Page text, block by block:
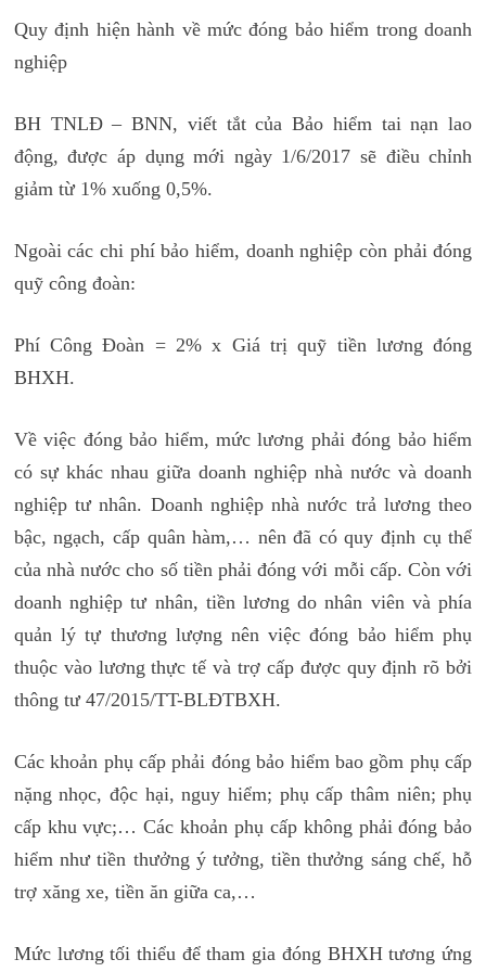
Quy định hiện hành về mức đóng bảo hiểm trong doanh
nghiệp
BH TNLĐ – BNN, viết tắt của Bảo hiểm tai nạn lao
động, được áp dụng mới ngày 1/6/2017 sẽ điều chỉnh
giảm từ 1% xuống 0,5%.
Ngoài các chi phí bảo hiểm, doanh nghiệp còn phải đóng
quỹ công đoàn:
Phí Công Đoàn = 2% x Giá trị quỹ tiền lương đóng
BHXH.
Về việc đóng bảo hiểm, mức lương phải đóng bảo hiểm
có sự khác nhau giữa doanh nghiệp nhà nước và doanh
nghiệp tư nhân. Doanh nghiệp nhà nước trả lương theo
bậc, ngạch, cấp quân hàm,… nên đã có quy định cụ thể
của nhà nước cho số tiền phải đóng với mỗi cấp. Còn với
doanh nghiệp tư nhân, tiền lương do nhân viên và phía
quản lý tự thương lượng nên việc đóng bảo hiểm phụ
thuộc vào lương thực tế và trợ cấp được quy định rõ bởi
thông tư 47/2015/TT-BLĐTBXH.
Các khoản phụ cấp phải đóng bảo hiểm bao gồm phụ cấp
nặng nhọc, độc hại, nguy hiểm; phụ cấp thâm niên; phụ
cấp khu vực;… Các khoản phụ cấp không phải đóng bảo
hiểm như tiền thưởng ý tưởng, tiền thưởng sáng chế, hỗ
trợ xăng xe, tiền ăn giữa ca,…
Mức lương tối thiểu để tham gia đóng BHXH tương ứng